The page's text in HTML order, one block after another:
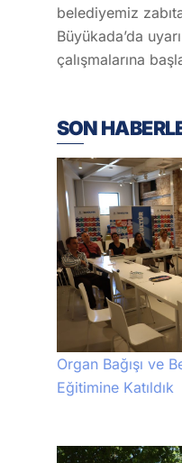
belediyemiz
Büyükada’da
çalışmalarına
SON
Organ Bağışı ve
Eğitimine Katıldık